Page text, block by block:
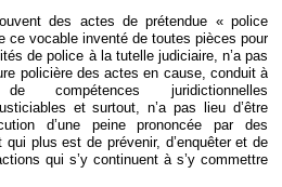
des actes de prétendue « police
ce vocable inventé de toutes pièces pour
de police à la tutelle judiciaire, n’a pas
policière des actes en cause, conduit à
compétences juridictionnelles
et surtout, n’a pas lieu d’être
d’une peine prononcée par des
plus est de prévenir, d’enquêter et de
qui s’y continuent à s’y commettre